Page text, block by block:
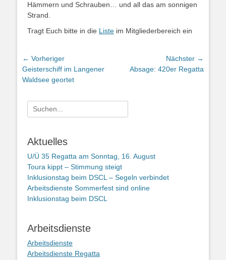
Hämmern und Schrauben… und all das am sonnigen
Strand.
Tragt Euch bitte in die Liste im Mitgliederbereich ein
Beitragsnavigation
← Vorheriger
Vorheriger
Beitrag:
Geisterschiff im Langener
Waldsee geortet
Nächster →
NächsterAbsage: 420er Regatta
Suchen
nach:
Aktuelles
U/Ü 35 Regatta am Sonntag, 16. August
Toura kippt – Stimmung steigt
Inklusionstag beim DSCL – Segeln verbindet
Arbeitsdienste Sommerfest sind online
Inklusionstag beim DSCL
Arbeitsdienste
Arbeitsdienste
Arbeitsdienste Regatta